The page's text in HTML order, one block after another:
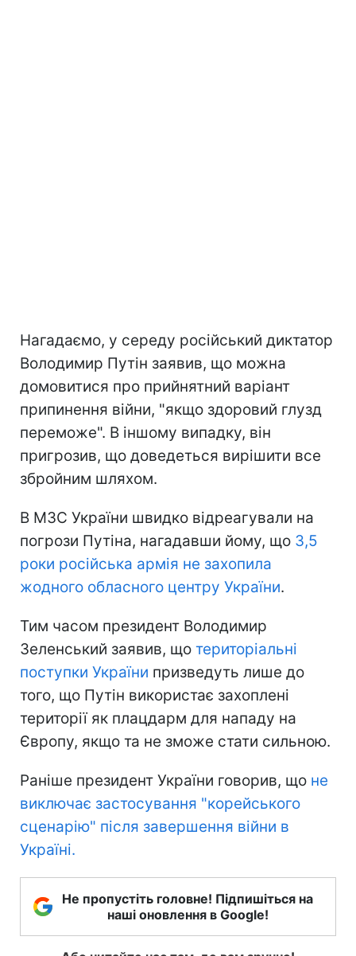
Нагадаємо, у середу російський диктатор
Володимир Путін заявив, що можна
домовитися про прийнятний варіант
припинення війни, "якщо здоровий глузд
переможе". В іншому випадку, він
пригрозив, що доведеться вирішити все
збройним шляхом.
В МЗС України швидко відреагували на
погрози Путіна, нагадавши йому, що 3,5
роки російська армія не захопила
жодного обласного центру України.
Тим часом президент Володимир
Зеленський заявив, що територіальні
поступки України призведуть лише до
того, що Путін використає захоплені
території як плацдарм для нападу на
Європу, якщо та не зможе стати сильною.
Раніше президент України говорив, що не
виключає застосування "корейського
сценарію" після завершення війни в
Україні.
Не пропустіть головне! Підпишіться на
наші оновлення в Google!